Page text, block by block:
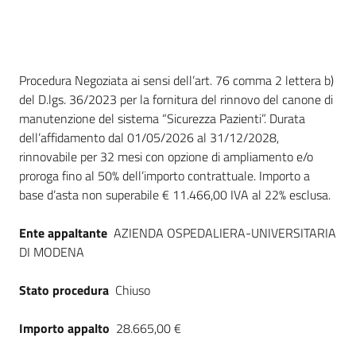
English
site
Seguici
Dati del bando
Procedura Negoziata ai sensi dell’art. 76 comma 2 lettera b)
del D.lgs. 36/2023 per la fornitura del rinnovo del canone di
manutenzione del sistema “Sicurezza Pazienti”. Durata
dell’affidamento dal 01/05/2026 al 31/12/2028,
rinnovabile per 32 mesi con opzione di ampliamento e/o
proroga fino al 50% dell’importo contrattuale. Importo a
base d’asta non superabile € 11.466,00 IVA al 22% esclusa.
Ente appaltante AZIENDA OSPEDALIERA-UNIVERSITARIA
DI MODENA
Stato procedura Chiuso
Importo appalto 28.665,00 €